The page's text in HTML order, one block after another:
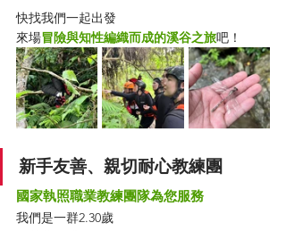
快找我們一起出發
來場冒險與知性編織而成的溪谷之旅吧！
新手友善、親切耐心教練團
國家執照職業教練團隊為您服務
我們是一群2.30歲